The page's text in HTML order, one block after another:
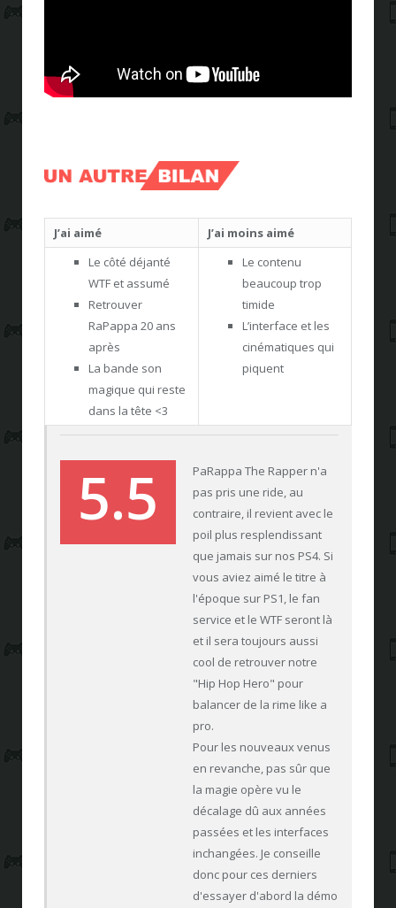
J’ai aimé
J’ai moins aimé
Le côté déjanté
WTF et assumé
Retrouver
RaPappa 20 ans
après
La bande son
magique qui reste
dans la tête <3
Le contenu
beaucoup trop
timide
L’interface et les
cinématiques qui
piquent
5.5
PaRappa The Rapper n'a
pas pris une ride, au
contraire, il revient avec le
poil plus resplendissant
que jamais sur nos PS4. Si
vous aviez aimé le titre à
l'époque sur PS1, le fan
service et le WTF seront là
et il sera toujours aussi
cool de retrouver notre
"Hip Hop Hero" pour
balancer de la rime like a
pro.
Pour les nouveaux venus
en revanche, pas sûr que
la magie opère vu le
décalage dû aux années
passées et les interfaces
inchangées. Je conseille
donc pour ces derniers
d'essayer d'abord la démo